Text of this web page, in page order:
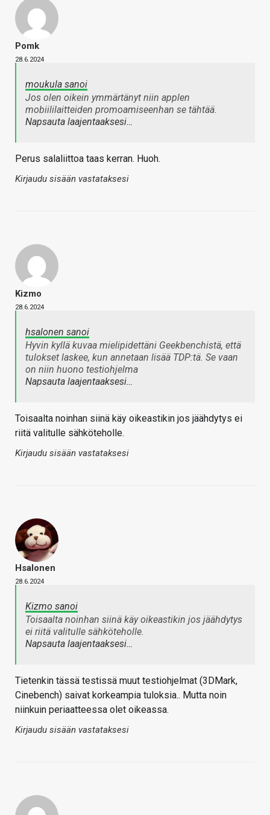
Pomk
28.6.2024
moukula sanoi
Jos olen oikein ymmärtänyt niin applen
mobiililaitteiden promoamiseenhan se tähtää.
Napsauta laajentaaksesi…
Perus salaliittoa taas kerran. Huoh.
Kirjaudu sisään vastataksesi
Kizmo
28.6.2024
hsalonen sanoi
Hyvin kyllä kuvaa mielipidettäni Geekbenchistä, että
tulokset laskee, kun annetaan lisää TDP:tä. Se vaan
on niin huono testiohjelma
Napsauta laajentaaksesi…
Toisaalta noinhan siinä käy oikeastikin jos jäähdytys ei
riitä valitulle sähköteholle.
Kirjaudu sisään vastataksesi
Hsalonen
28.6.2024
Kizmo sanoi
Toisaalta noinhan siinä käy oikeastikin jos jäähdytys
ei riitä valitulle sähköteholle.
Napsauta laajentaaksesi…
Tietenkin tässä testissä muut testiohjelmat (3DMark,
Cinebench) saivat korkeampia tuloksia.. Mutta noin
niinkuin periaatteessa olet oikeassa.
Kirjaudu sisään vastataksesi